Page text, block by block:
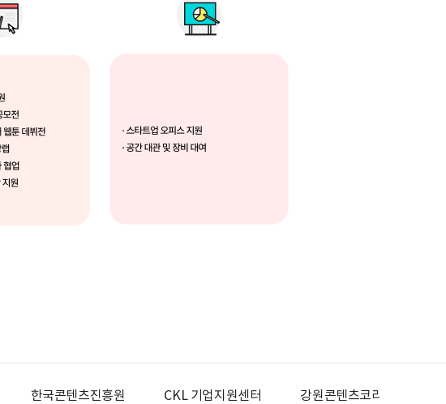
한국콘텐츠진흥원 CKL 기업지원센터 강원콘텐츠코리아랩